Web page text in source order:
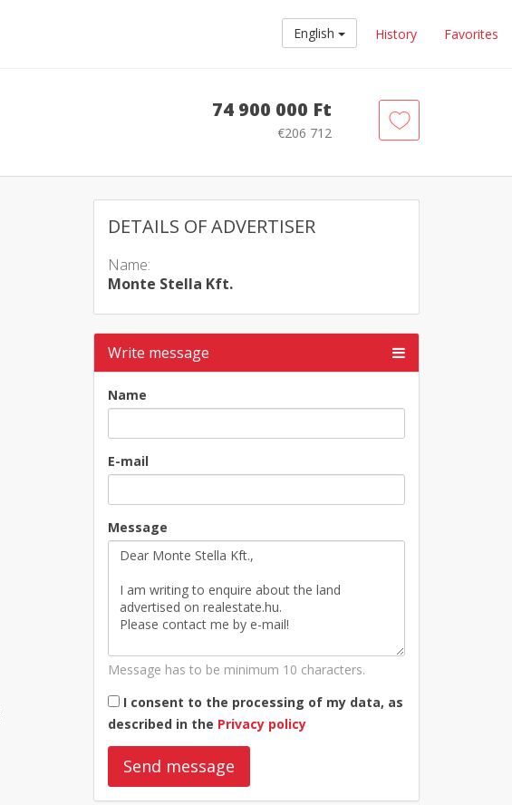
English History Favorites
74 900 000 Ft
€206 712
DETAILS OF ADVERTISER
Name:
Monte Stella Kft.
Write message
Name
E-mail
Message
Message has to be minimum 10 characters.
I consent to the processing of my data, as
described in the Privacy policy
Send message